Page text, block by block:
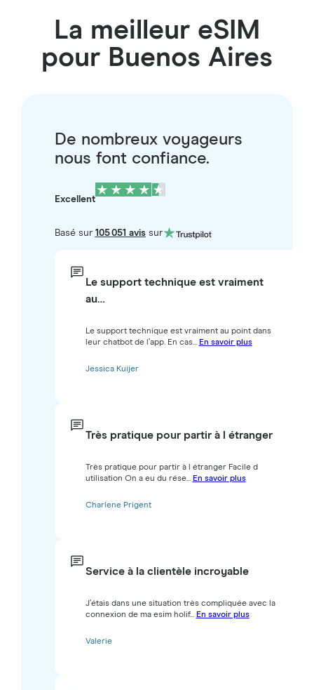
La meilleur eSIM
pour Buenos Aires
De nombreux voyageurs
nous font confiance.
Excellent
Basé sur 105 051 avissur
Le support technique est vraiment
au…
Le support technique est vraiment au point dans
leur chatbot de l’app. En cas... En savoir plus
Jessica Kuijer
Très pratique pour partir à l étranger
Très pratique pour partir à l étranger Facile d
utilisation On a eu du rése... En savoir plus
Charlene Prigent
Service à la clientèle incroyable
J’étais dans une situation très compliquée avec la
connexion de ma esim holif... En savoir plus
Valerie